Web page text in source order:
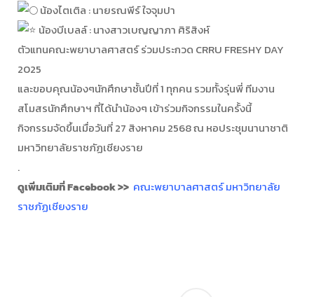
น้องไตเติล : นายรณพีร์ ใจจุมปา
น้องบีเบลล์ : นางสาวเบญญาภา ศิริสิงห์
ตัวแทนคณะพยาบาลศาสตร์ ร่วมประกวด CRRU FRESHY DAY
2025
และขอบคุณน้องๆนักศึกษาชั้นปีที่ 1 ทุกคน รวมทั้งรุ่นพี่ ทีมงาน
สโมสรนักศึกษาฯ ที่ได้นำน้องๆ เข้าร่วมกิจกรรมในครั้งนี้
กิจกรรมจัดขึ้นเมื่อวันที่ 27 สิงหาคม 2568 ณ หอประชุมนานาชาติ
มหาวิทยาลัยราชภัฏเชียงราย
.
ดูเพิ่มเติมที่ Facebook >> คณะพยาบาลศาสตร์ มหาวิทยาลัย
ราชภัฏเชียงราย